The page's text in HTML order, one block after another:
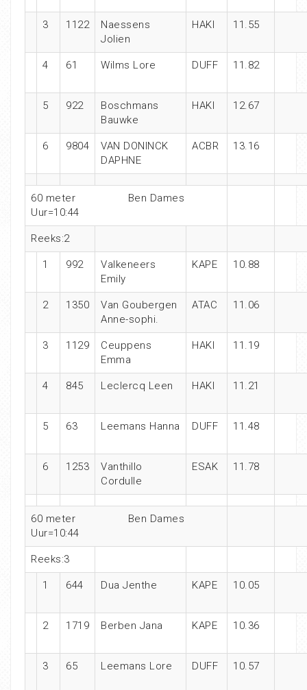
3 1122
Naessens
Jolien
HAKI 11.55
4 61 Wilms Lore DUFF 11.82
5 922
Boschmans
Bauwke
HAKI 12.67
6 9804
VAN DONINCK
DAPHNE
ACBR 13.16
60 meter Ben Dames
Uur=10:44
Reeks:2
1 992
Valkeneers
Emily
KAPE 10.88
2 1350
Van Goubergen
Anne-sophi.
ATAC 11.06
3 1129
Ceuppens
Emma
HAKI 11.19
4 845 Leclercq Leen HAKI 11.21
5 63 Leemans Hanna DUFF 11.48
6 1253
Vanthillo
Cordulle
ESAK 11.78
60 meter Ben Dames
Uur=10:44
Reeks:3
1 644 Dua Jenthe KAPE 10.05
2 1719 Berben Jana KAPE 10.36
3 65 Leemans Lore DUFF 10.57